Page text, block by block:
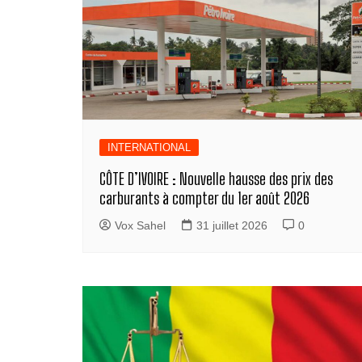
INTERNATIONAL
CÔTE D’IVOIRE : Nouvelle hausse des prix des
carburants à compter du 1er août 2026
Vox Sahel 31 juillet 2026 0